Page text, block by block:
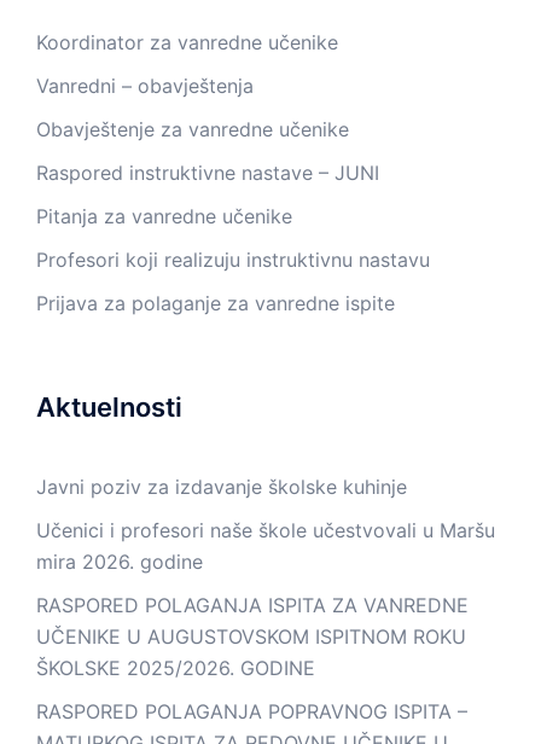
Koordinator za vanredne učenike
Vanredni – obavještenja
Obavještenje za vanredne učenike
Raspored instruktivne nastave – JUNI
Pitanja za vanredne učenike
Profesori koji realizuju instruktivnu nastavu
Prijava za polaganje za vanredne ispite
Aktuelnosti
Javni poziv za izdavanje školske kuhinje
Učenici i profesori naše škole učestvovali u Maršu
mira 2026. godine
RASPORED POLAGANJA ISPITA ZA VANREDNE
UČENIKE U AUGUSTOVSKOM ISPITNOM ROKU
ŠKOLSKE 2025/2026. GODINE
RASPORED POLAGANJA POPRAVNOG ISPITA –